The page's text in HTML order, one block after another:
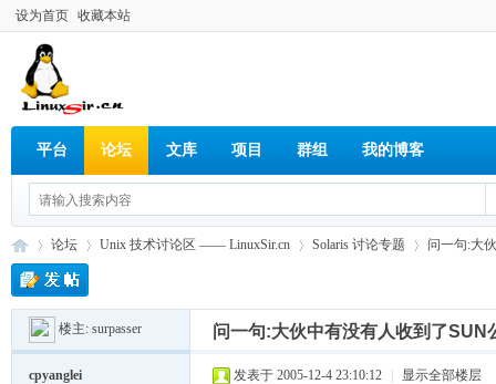
设为首页 收藏本站
平台 论坛 文库 项目 群组 我的博客
»
论坛 Unix 技术讨论区 —— LinuxSir.cn
›
Solaris 讨论专题
›
问一句:大
楼主: surpasser 问一句:大伙中有没有人收到了
cpyanglei 发表于 2005-12-4 23:10:12 显示全部楼层